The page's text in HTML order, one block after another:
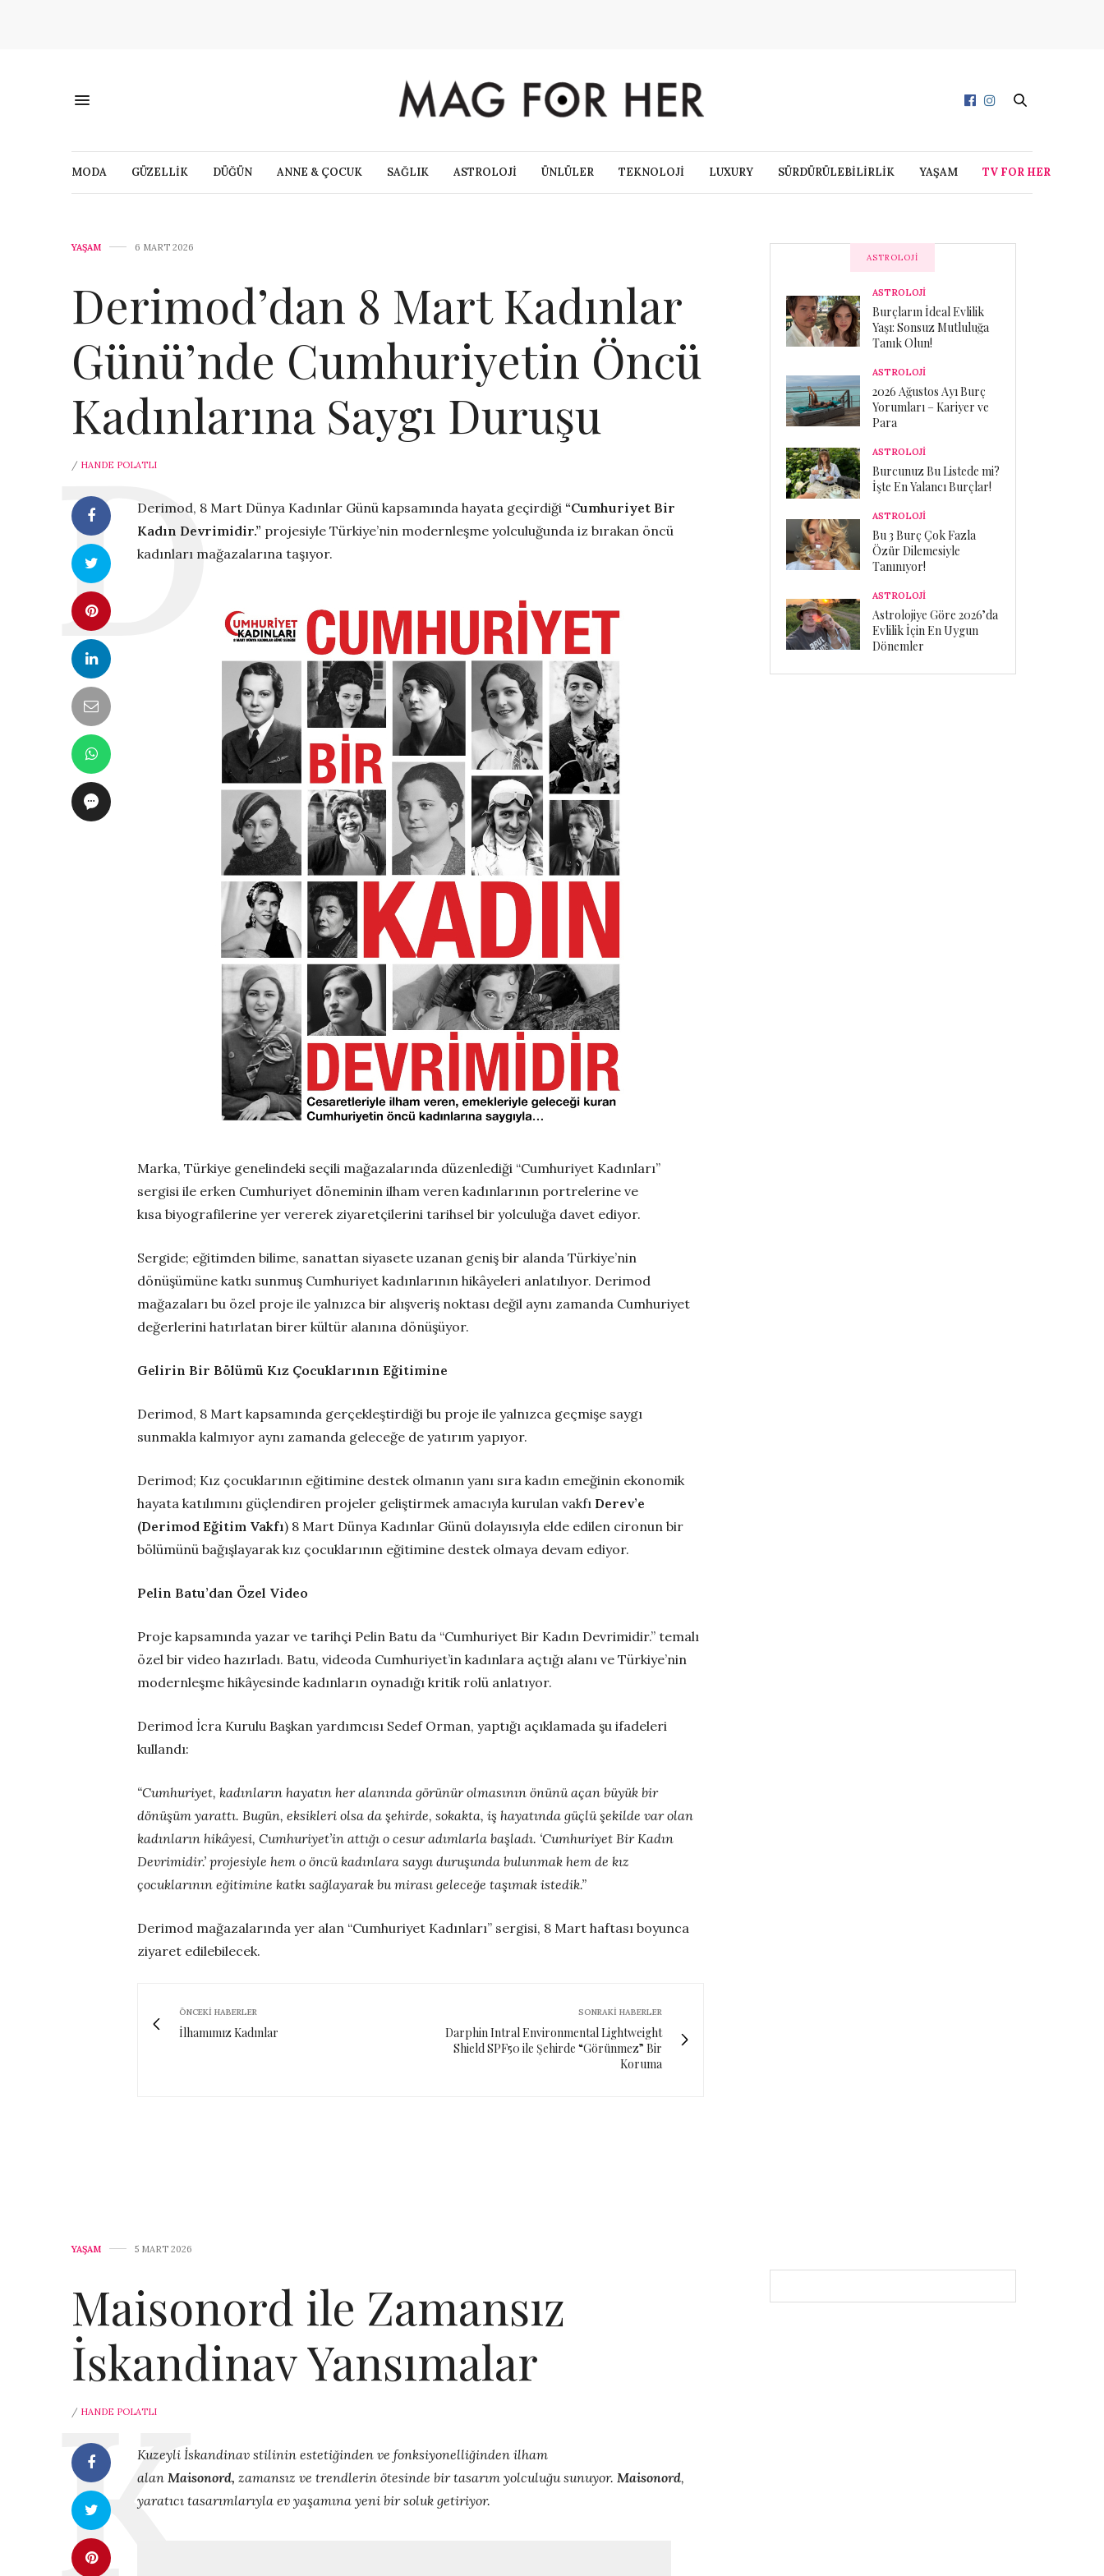
MODA GÜZELLİK DÜĞÜN ANNE & ÇOCUK SAĞLIK ASTROLOJİ ÜNLÜLER TEKNOLOJİ LUXURY SÜRDÜRÜLEBİLİRLİK YAŞAM TV FOR HER
YAŞAM 6 MART 2026
Derimod’dan 8 Mart Kadınlar
Günü’nde Cumhuriyetin Öncü
Kadınlarına Saygı Duruşu
/ HANDE POLATLI
Derimod, 8 Mart Dünya Kadınlar Günü kapsamında hayata geçirdiği “Cumhuriyet Bir
Kadın Devrimidir.” projesiyle Türkiye’nin modernleşme yolculuğunda iz bırakan öncü
kadınları mağazalarına taşıyor.
Marka, Türkiye genelindeki seçili mağazalarında düzenlediği “Cumhuriyet Kadınları”
sergisi ile erken Cumhuriyet döneminin ilham veren kadınlarının portrelerine ve
kısa biyografilerine yer vererek ziyaretçilerini tarihsel bir yolculuğa davet ediyor.
Sergide; eğitimden bilime, sanattan siyasete uzanan geniş bir alanda Türkiye’nin
dönüşümüne katkı sunmuş Cumhuriyet kadınlarının hikâyeleri anlatılıyor. Derimod
mağazaları bu özel proje ile yalnızca bir alışveriş noktası değil aynı zamanda Cumhuriyet
değerlerini hatırlatan birer kültür alanına dönüşüyor.
Gelirin Bir Bölümü Kız Çocuklarının Eğitimine
Derimod, 8 Mart kapsamında gerçekleştirdiği bu proje ile yalnızca geçmişe saygı
sunmakla kalmıyor aynı zamanda geleceğe de yatırım yapıyor.
Derimod; Kız çocuklarının eğitimine destek olmanın yanı sıra kadın emeğinin ekonomik
hayata katılımını güçlendiren projeler geliştirmek amacıyla kurulan vakfı Derev’e
(Derimod Eğitim Vakfı) 8 Mart Dünya Kadınlar Günü dolayısıyla elde edilen cironun bir
bölümünü bağışlayarak kız çocuklarının eğitimine destek olmaya devam ediyor.
Pelin Batu’dan Özel Video
Proje kapsamında yazar ve tarihçi Pelin Batu da “Cumhuriyet Bir Kadın Devrimidir.” temalı
özel bir video hazırladı. Batu, videoda Cumhuriyet’in kadınlara açtığı alanı ve Türkiye’nin
modernleşme hikâyesinde kadınların oynadığı kritik rolü anlatıyor.
Derimod İcra Kurulu Başkan yardımcısı Sedef Orman, yaptığı açıklamada şu ifadeleri
kullandı:
“Cumhuriyet, kadınların hayatın her alanında görünür olmasının önünü açan büyük bir
dönüşüm yarattı. Bugün, eksikleri olsa da şehirde, sokakta, iş hayatında güçlü şekilde var olan
kadınların hikâyesi, Cumhuriyet’in attığı o cesur adımlarla başladı. ‘Cumhuriyet Bir Kadın
Devrimidir.’ projesiyle hem o öncü kadınlara saygı duruşunda bulunmak hem de kız
çocuklarının eğitimine katkı sağlayarak bu mirası geleceğe taşımak istedik.”
Derimod mağazalarında yer alan “Cumhuriyet Kadınları” sergisi, 8 Mart haftası boyunca
ziyaret edilebilecek.
ÖNCEKI HABERLER
İlhamımız Kadınlar
SONRAKI HABERLER
Darphin Intral Environmental Lightweight
Shield SPF50 ile Şehirde “Görünmez” Bir
Koruma
ASTROLOJI
ASTROLOJİ
Burçların İdeal Evlilik
Yaşı: Sonsuz Mutluluğa
Tanık Olun!
ASTROLOJİ
2026 Ağustos Ayı Burç
Yorumları – Kariyer ve
Para
ASTROLOJİ
Burcunuz Bu Listede mi?
İşte En Yalancı Burçlar!
ASTROLOJİ
Bu 3 Burç Çok Fazla
Özür Dilemesiyle
Tanınıyor!
ASTROLOJİ
Astrolojiye Göre 2026’da
Evlilik İçin En Uygun
Dönemler
YAŞAM 5 MART 2026
Maisonord ile Zamansız
İskandinav Yansımalar
/ HANDE POLATLI
Kuzeyli İskandinav stilinin estetiğinden ve fonksiyonelliğinden ilham
alan Maisonord, zamansız ve trendlerin ötesinde bir tasarım yolculuğu sunuyor. Maisonord,
yaratıcı tasarımlarıyla ev yaşamına yeni bir soluk getiriyor.